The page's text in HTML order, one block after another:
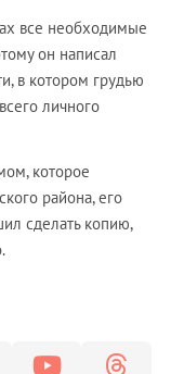
все необходимые
он написал
в котором грудью
личного
которое
района, его
сделать копию,